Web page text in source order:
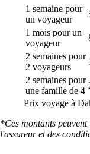
1 semaine pour
un voyageur
1 mois pour un
voyageur
2 semaines pour
2 voyageurs
2 semaines pour
une famille de 4
Prix voyage à
*Ces montants
l'assureur et des